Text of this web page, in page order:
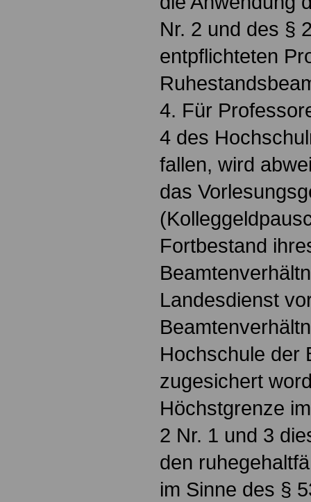
Nr. 2 und des §
entpflichteten
4. Für
4 des
fallen, wird
das
Fortbestand
Landesdienst
Hochschule der
zugesichert
Höchstgrenze
2 Nr. 1 und 3
den
im Sinne des §